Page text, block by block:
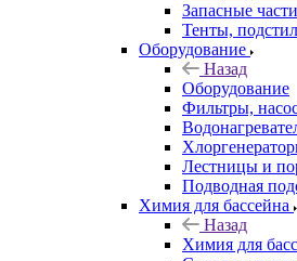
Запасные части
Тенты,
Оборудование
Назад
Оборудование
Фильтры,
Лестницы и
Подводная
Химия для бассейна
Назад
Химия для